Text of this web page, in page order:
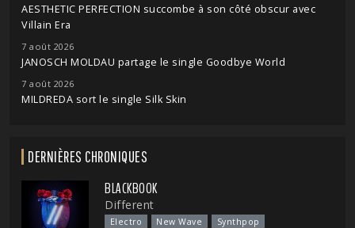
AESTHETIC PERFECTION succombe à son côté obscur avec
Villain Era
7 août 2026
JANOSCH MOLDAU partage le single Goodbye World
7 août 2026
MILDREDA sort le single Silk Skin
DERNIÈRES CHRONIQUES
BLACKBOOK
Different
Electro New Wave Synthpop